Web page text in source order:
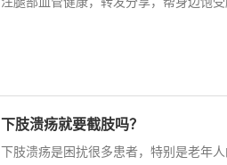
下肢溃疡就要截肢吗？
下肢溃疡是困扰很多患者，特别是老年